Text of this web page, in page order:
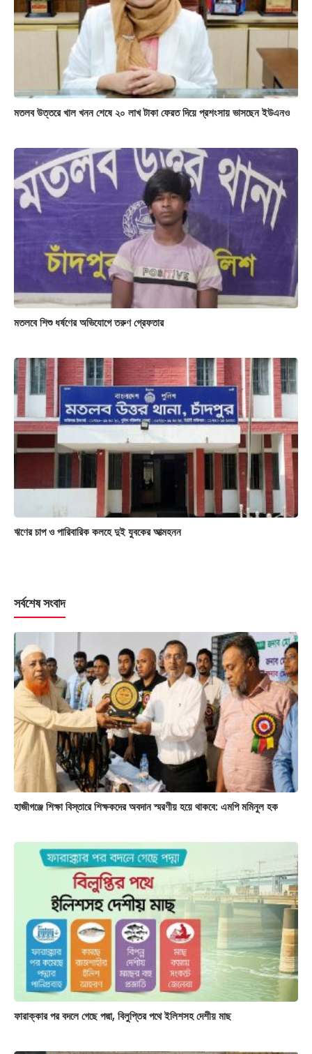
মতলব উত্তরে খাল খনন শেষে ২০ লাখ টাকা ফেরত দিয়ে প্রশংসায় ভাসছেন ইউএনও
মতলবে শিশু ধর্ষণের অভিযোগে তরুণ গ্রেফতার
ঋণের চাপ ও পারিবারিক কলহে দুই যুবকের আত্মহনন
সর্বশেষ সংবাদ
হাজীগঞ্জে শিক্ষা বিস্তারে শিক্ষকদের অবদান স্মরণীয় হয়ে থাকবে: এমপি মমিনুল হক
ফারাক্কার পর বদলে গেছে পদ্মা, বিলুপ্তির পথে ইলিশসহ দেশীয় মাছ